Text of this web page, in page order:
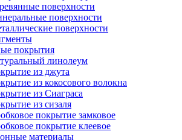
поверхности
поверхности
поверхности
покрытия
линолеум
из джута
из кокосового волокна
из Сиаграса
из сизаля
покрытие замковое
покрытие клеевое
материалы